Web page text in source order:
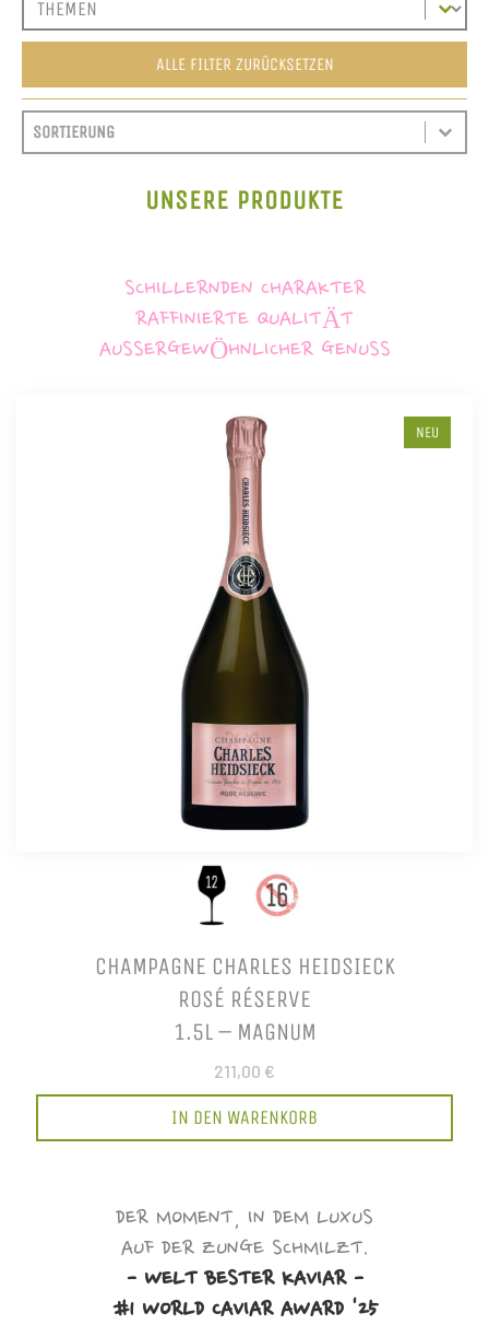
ALLE FILTER ZURÜCKSETZEN
SORTIEREN
SORT CONTENT
SORT CONTENT
UNSERE PRODUKTE
SCHILLERNDEN CHARAKTER
RAFFINIERTE QUALITÄT
AUSSERGEWÖHNLICHER GENUSS
NEU
CHAMPAGNE CHARLES HEIDSIECK
ROSÉ RÉSERVE
1.5L – MAGNUM
211,00 €
IN DEN WARENKORB
DER MOMENT, IN DEM LUXUS
AUF DER ZUNGE SCHMILZT.
- WELT BESTER KAVIAR -
#1 WORLD CAVIAR AWARD '25